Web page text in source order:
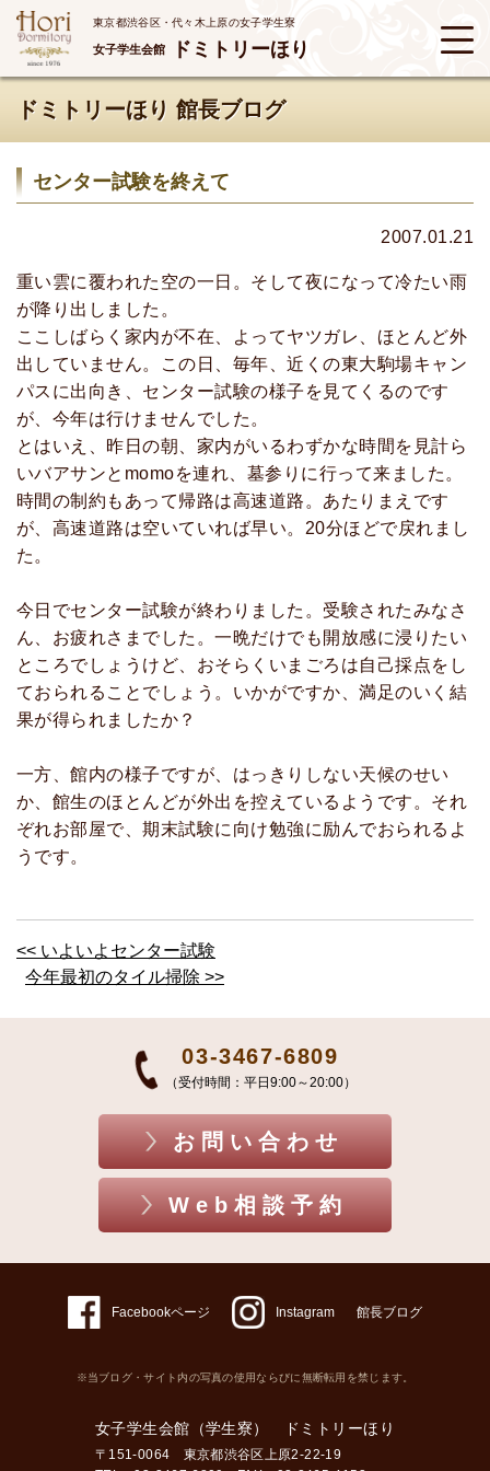
東京都渋谷区・代々木上原の女子学生寮
女子学生会館 ドミトリーほり
ドミトリーほり 館長ブログ
センター試験を終えて
2007.01.21
重い雲に覆われた空の一日。そして夜になって冷たい雨
が降り出しました。
ここしばらく家内が不在、よってヤツガレ、ほとんど外
出していません。この日、毎年、近くの東大駒場キャン
パスに出向き、センター試験の様子を見てくるのです
が、今年は行けませんでした。
とはいえ、昨日の朝、家内がいるわずかな時間を見計ら
いバアサンとmomoを連れ、墓参りに行って来ました。
時間の制約もあって帰路は高速道路。あたりまえです
が、高速道路は空いていれば早い。20分ほどで戻れまし
た。
今日でセンター試験が終わりました。受験されたみなさ
ん、お疲れさまでした。一晩だけでも開放感に浸りたい
ところでしょうけど、おそらくいまごろは自己採点をし
ておられることでしょう。いかがですか、満足のいく結
果が得られましたか？
一方、館内の様子ですが、はっきりしない天候のせい
か、館生のほとんどが外出を控えているようです。それ
ぞれお部屋で、期末試験に向け勉強に励んでおられるよ
うです。
<< いよいよセンター試験
今年最初のタイル掃除 >>
03-3467-6809
（受付時間：平日9:00～20:00）
お問い合わせ
Web相談予約
Facebookページ Instagram 館長ブログ
※当ブログ・サイト内の写真の使用ならびに無断転用を禁じます。
女子学生会館（学生寮） ドミトリーほり
〒151-0064 東京都渋谷区上原2-22-19